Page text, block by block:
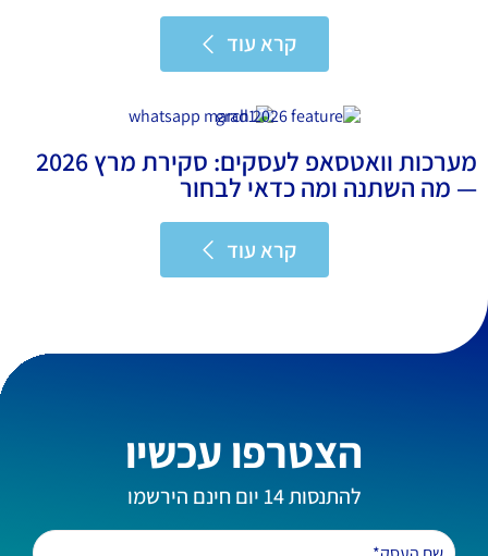
קרא עוד
מערכות וואטסאפ לעסקים: סקירת מרץ 2026
— מה השתנה ומה כדאי לבחור
קרא עוד
הצטרפו עכשיו
להתנסות 14 יום חינם הירשמו